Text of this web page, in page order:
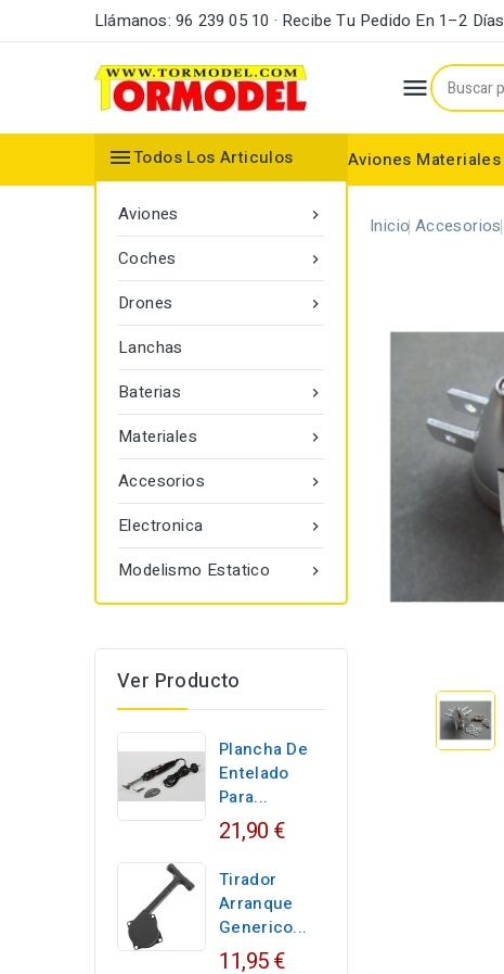
Llámanos: 96 239 05 10 · Recibe Tu Pedido En 1–2 Días

Aviones Materiales
Todos Los Articulos

Aviones

Coches

Drones
Lanchas

Baterias

Materiales

Accesorios

Electronica

Modelismo Estatico
Ver Producto
Plancha De
Entelado
Para...
21,90 €
Tirador
Arranque
Generico...
11,95 €
Inicio Accesorios